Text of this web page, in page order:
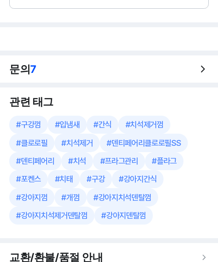
문의7
관련 태그
#구강껌 #입냄새 #간식 #치석제거껌
#클로로필 #치석제거 #덴티페어리클로로필SS
#덴티페어리 #치석 #프라그관리 #플라그
#포켄스 #치태 #구강 #강아지간식
#강아지껌 #개껌 #강아지치석덴탈껌
#강아지치석제거덴탈껌 #강아지덴탈껌
교환/환불/품절 안내